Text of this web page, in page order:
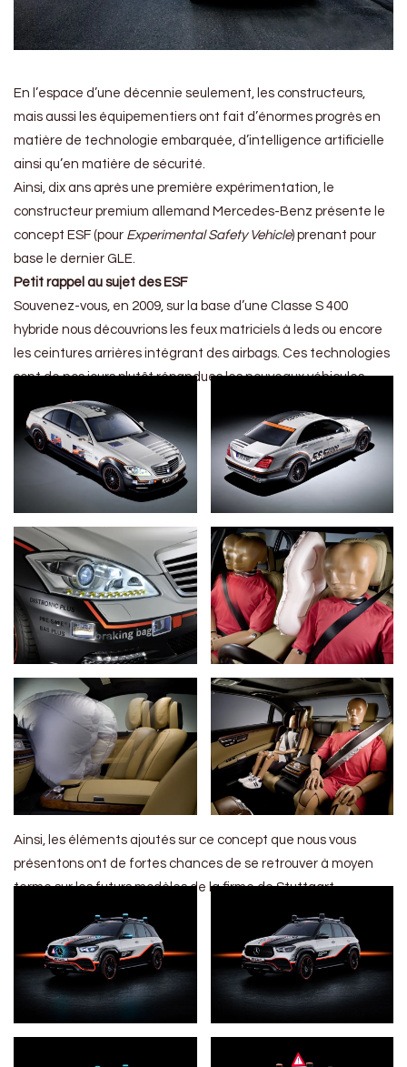
En l’espace d’une décennie seulement, les constructeurs,
mais aussi les équipementiers ont fait d’énormes progrès en
matière de technologie embarquée, d’intelligence artificielle
ainsi qu’en matière de sécurité.
Ainsi, dix ans après une première expérimentation, le
constructeur premium allemand Mercedes-Benz présente le
concept ESF (pour Experimental Safety Vehicle) prenant pour
base le dernier GLE.
Petit rappel au sujet des ESF
Souvenez-vous, en 2009, sur la base d’une Classe S 400
hybride nous découvrions les feux matriciels à leds ou encore
les ceintures arrières intégrant des airbags. Ces technologies
sont de nos jours plutôt répandues les nouveaux véhicules.
Ainsi, les éléments ajoutés sur ce concept que nous vous
présentons ont de fortes chances de se retrouver à moyen
terme sur les futurs modèles de la firme de Stuttgart.